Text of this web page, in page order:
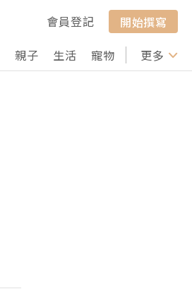
會員登記
開始撰寫
親子 生活 寵物 行山 打卡
更多